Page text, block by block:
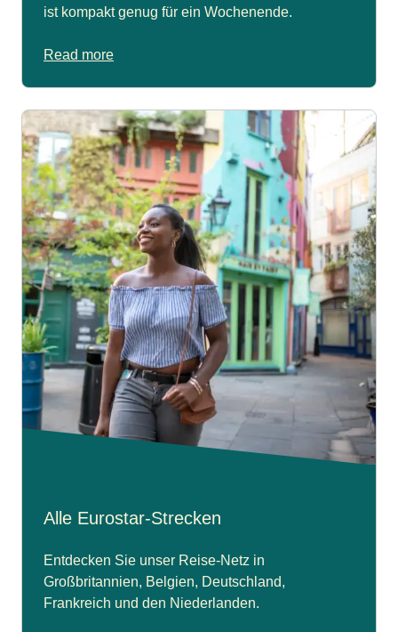
ist kompakt genug für ein Wochenende.
Read more
Alle Eurostar-Strecken
Entdecken Sie unser Reise-Netz in
Großbritannien, Belgien, Deutschland,
Frankreich und den Niederlanden.